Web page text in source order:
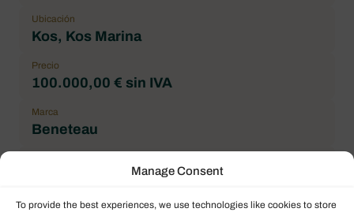
Manage Consent
To provide the best experiences, we use technologies like cookies to store
Ubicación
Kos, Kos Marina
Precio
100.000,00 € sin IVA
Marca
Beneteau
Arquitecto